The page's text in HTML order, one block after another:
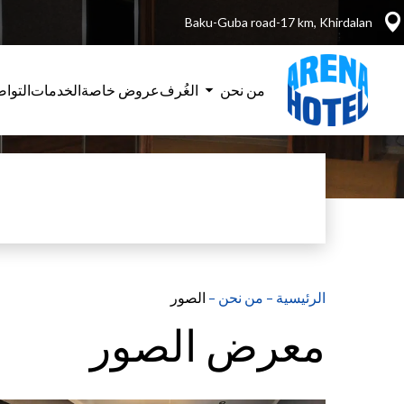
Baku-Guba road-17 km, Khirdalan
من نحن الغُرفعروض خاصةالخدمات
الرئيسية – من نحن – الصور
معرض الصور